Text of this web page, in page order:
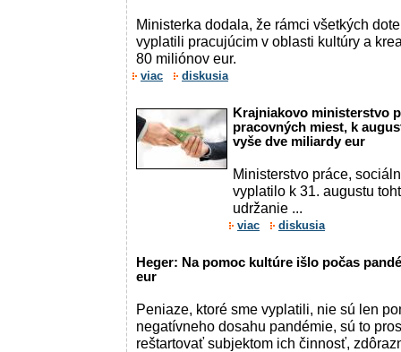
Ministerka dodala, že rámci všetkých
vyplatili pracujúcim v oblasti kultúry a
80 miliónov eur.
viac diskusia
Krajniakovo ministerstvo
pracovných miest, k
vyše dve miliardy eur
Ministerstvo práce,
vyplatilo k 31. augustu
udržanie ...
viac diskusia
Heger: Na pomoc kultúre išlo počas
eur
Peniaze, ktoré sme vyplatili, nie sú len
negatívneho dosahu pandémie, sú to
reštartovať subjektom ich činnosť,